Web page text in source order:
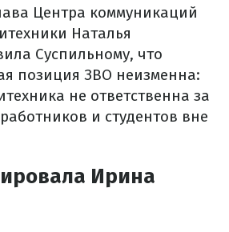
Центра коммуникаций
Наталья
Суспильному, что
позиция ЗВО неизменна:
не ответственна за
и студентов вне
Ирина